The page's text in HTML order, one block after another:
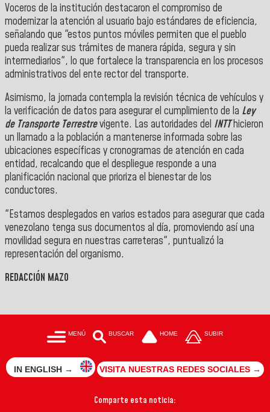
Voceros de la institución destacaron el compromiso de
modernizar la atención al usuario bajo estándares de eficiencia,
señalando que "estos puntos móviles permiten que el pueblo
pueda realizar sus trámites de manera rápida, segura y sin
intermediarios", lo que fortalece la transparencia en los procesos
administrativos del ente rector del transporte.
​Asimismo, la jornada contempla la revisión técnica de vehículos y
la verificación de datos para asegurar el cumplimiento de la Ley
de Transporte Terrestrevigente. Las autoridades del INTThicieron
un llamado a la población a mantenerse informada sobre las
ubicaciones específicas y cronogramas de atención en cada
entidad, recalcando que el despliegue responde a una
planificación nacional que prioriza el bienestar de los
conductores.
"Estamos desplegados en varios estados para asegurar que cada
venezolano tenga sus documentos al día, promoviendo así una
movilidad segura en nuestras carreteras", puntualizó la
representación del organismo.
REDACCIÓN MAZO
MENÚ BUSCAR HOME SUBIR
IN ENGLISH → VISITA NUESTRAS REDES SOCIALES →
Comparte esta noticia: